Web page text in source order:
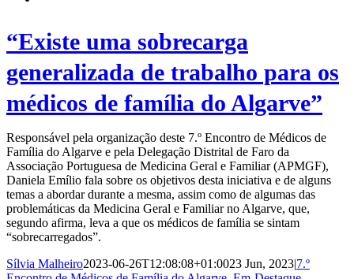
“Existe uma sobrecarga
generalizada de trabalho para os
médicos de família do Algarve”
Responsável pela organização deste 7.º Encontro de Médicos de
Família do Algarve e pela Delegação Distrital de Faro da
Associação Portuguesa de Medicina Geral e Familiar (APMGF),
Daniela Emílio fala sobre os objetivos desta iniciativa e de alguns
temas a abordar durante a mesma, assim como de algumas das
problemáticas da Medicina Geral e Familiar no Algarve, que,
segundo afirma, leva a que os médicos de família se sintam
“sobrecarregados”.
Sílvia Malheiro2023-06-26T12:08:08+01:0023 Jun, 2023|7.º